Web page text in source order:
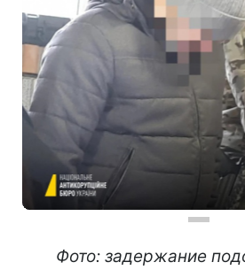
Фото: задержание